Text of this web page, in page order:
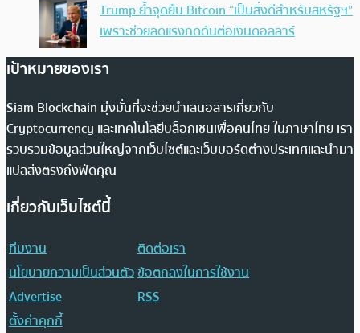
Trump ย้ำจุดยืน Bitcoin “เป็นสิ่งดีสำหรับสหรัฐฯ”
เพราะช่วยลดแรงกดดันต่อเงินดอลลาร์
เป้าหมายของเรา
Siam Blockchain มุ่งมั่นที่จะช่วยนำเสนอสารเกี่ยวกับ
Cryptocurrency และเทคโนโลยีบล็อกเชนเพื่อคนไทย ในภาษาไทย เรา
รวบรวมข้อมูลส่วนใหญ่จากเว็บไซต์และเว็บบอร์ดต่างประเทศและนำมา
แปลส่งตรงถึงฟีดคุณ
เกี่ยวกับเว็บไซต์นี้
ทีมงาน
ติดต่อเรา
นโยบายความเป็นส่วนตัวข้อตกลงในการใช้งาน
Advertise
RSS
ตั้งค่าคุกกี้